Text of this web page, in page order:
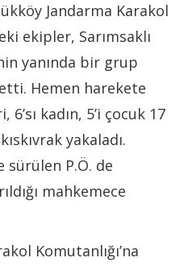
Jandarma Karakol
ekipler, Sarımsaklı
yanında bir grup
Hemen harekete
kadın, 5’i çocuk 17
yakaladı.
P.Ö. de
mahkemece
Komutanlığı’na